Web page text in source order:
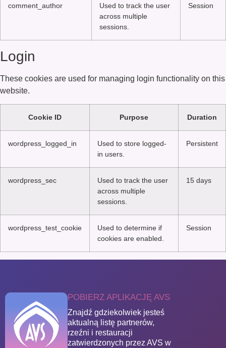
comment_author
Used to track the user
across multiple
sessions.
Session
Login
These cookies are used for managing login functionality on this
website.
Cookie ID Purpose Duration
wordpress_logged_in
Used to store logged-
in users.
Persistent
wordpress_sec
Used to track the user
across multiple
sessions.
15 days
wordpress_test_cookie
Used to determine if
cookies are enabled.
Session
POBIERZ APLIKACJĘ AVS
Znajdź gdziekolwiek jesteś
aktualną listę partnerów,
rzeźni i restauracji
zatwierdzonych przez AVS w